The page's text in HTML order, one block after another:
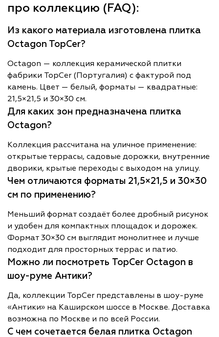
про коллекцию (FAQ):
Из какого материала изготовлена плитка
Octagon TopCer?
Octagon — коллекция керамической плитки
фабрики TopCer (Португалия) с фактурой под
камень. Цвет — белый, форматы — квадратные:
21,5×21,5 и 30×30 см.
Для каких зон предназначена плитка
Octagon?
Коллекция рассчитана на уличное применение:
открытые террасы, садовые дорожки, внутренние
дворики, крытые переходы с выходом на улицу.
Чем отличаются форматы 21,5×21,5 и 30×30
см по применению?
Меньший формат создаёт более дробный рисунок
и удобен для компактных площадок и дорожек.
Формат 30×30 см выглядит монолитнее и лучше
подходит для просторных террас и патио.
Можно ли посмотреть TopCer Octagon в
шоу-руме Антики?
Да, коллекции TopCer представлены в шоу-руме
«Антики» на Каширском шоссе в Москве. Доставка
возможна по Москве и по всей России.
С чем сочетается белая плитка Octagon